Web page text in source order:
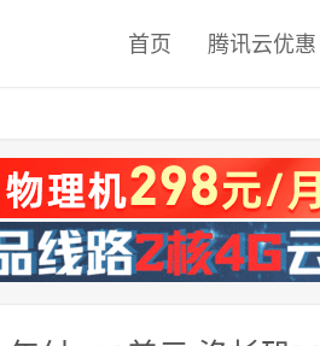
首页 腾讯云优惠